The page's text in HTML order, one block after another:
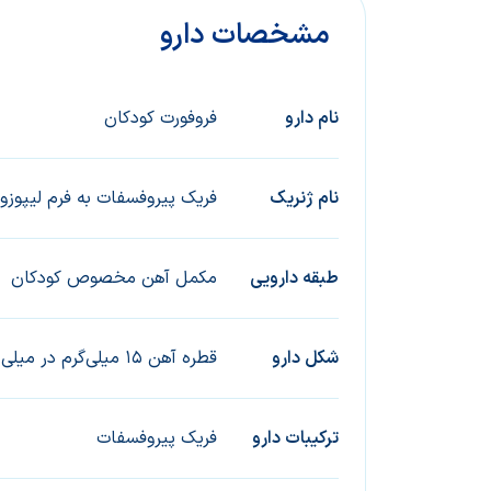
مشخصات دارو
نام دارو فروفورت کودکان
ﻧﺎم ژﻧﺮﯾﮏ فریک پیروفسفات به فرم
ﻃﺒﻘﻪ داروﯾﯽ مکمل آهن مخصوص کودکان
ﺷﮑﻞ دارو قطره آهن 15 میلی‌گرم در میلی لیتر
ﺗﺮﮐﯿﺒﺎت دارو فریک پیروفسفات